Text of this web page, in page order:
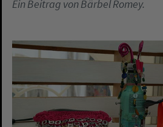
Ein Beitrag von Bärbel Romey.